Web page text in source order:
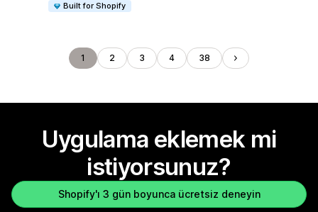
Built for Shopify
1 2 3 4 38
Uygulama eklemek mi
istiyorsunuz?
Shopify'ı 3 gün boyunca ücretsiz deneyin